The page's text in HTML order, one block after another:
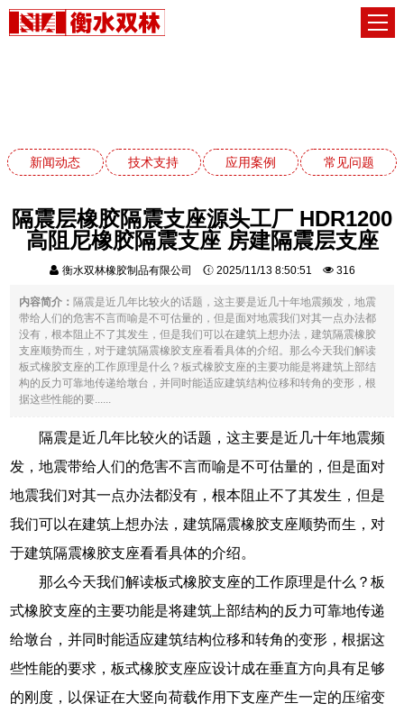
新闻动态 技术支持 应用案例 常见问题
隔震层橡胶隔震支座源头工厂 HDR1200
高阻尼橡胶隔震支座 房建隔震层支座
衡水双林橡胶制品有限公司 2025/11/13 8:50:51 316
内容简介：隔震是近几年比较火的话题，这主要是近几十年地震频发，地震
带给人们的危害不言而喻是不可估量的，但是面对地震我们对其一点办法都
没有，根本阻止不了其发生，但是我们可以在建筑上想办法，建筑隔震橡胶
支座顺势而生，对于建筑隔震橡胶支座看看具体的介绍。那么今天我们解读
板式橡胶支座的工作原理是什么？板式橡胶支座的主要功能是将建筑上部结
构的反力可靠地传递给墩台，并同时能适应建筑结构位移和转角的变形，根
据这些性能的要......
隔震是近几年比较火的话题，这主要是近几十年地震频
发，地震带给人们的危害不言而喻是不可估量的，但是面对
地震我们对其一点办法都没有，根本阻止不了其发生，但是
我们可以在建筑上想办法，建筑隔震橡胶支座顺势而生，对
于建筑隔震橡胶支座看看具体的介绍。
那么今天我们解读板式橡胶支座的工作原理是什么？板
式橡胶支座的主要功能是将建筑上部结构的反力可靠地传递
给墩台，并同时能适应建筑结构位移和转角的变形，根据这
些性能的要求，板式橡胶支座应设计成在垂直方向具有足够
的刚度，以保证在大竖向荷载作用下支座产生一定的压缩变